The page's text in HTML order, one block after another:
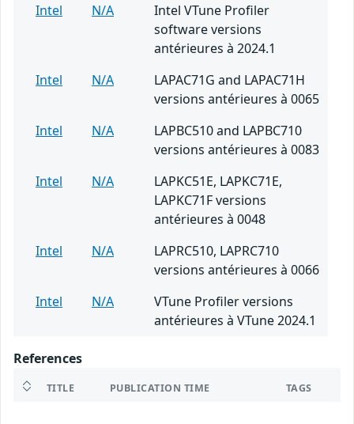
Intel
N/A
Intel VTune Profiler
software versions
antérieures à 2024.1
Intel
N/A
LAPAC71G and LAPAC71H
versions antérieures à 0065
Intel
N/A
LAPBC510 and LAPBC710
versions antérieures à 0083
Intel
N/A
LAPKC51E, LAPKC71E,
LAPKC71F versions
antérieures à 0048
Intel
N/A
LAPRC510, LAPRC710
versions antérieures à 0066
Intel
N/A
VTune Profiler versions
antérieures à VTune 2024.1
References
TITLE PUBLICATION TIME TAGS